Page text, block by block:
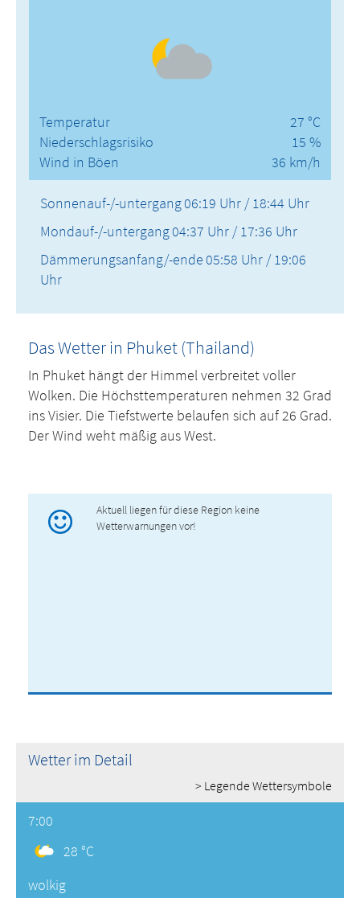
Temperatur
Niederschlagsrisiko
Wind in Böen
27 °C
15 %
36 km/h
Sonnenauf-/-untergang06:19 Uhr / 18:44 Uhr
Mondauf-/-untergang04:37 Uhr / 17:36 Uhr
Dämmerungsanfang/-ende05:58 Uhr / 19:06
Uhr
Das Wetter in Phuket (Thailand)
In Phuket hängt der Himmel verbreitet voller
Wolken. Die Höchsttemperaturen nehmen 32 Grad
ins Visier. Die Tiefstwerte belaufen sich auf 26 Grad.
Der Wind weht mäßig aus West.
Aktuell liegen für diese Region keine
Wetterwarnungen vor!
Wetter im Detail
> Legende Wettersymbole
7:00
28 °C
wolkig